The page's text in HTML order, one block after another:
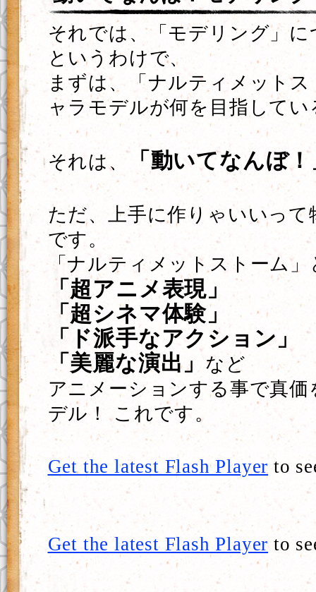
それでは、「モデリング」
というわけで、
まずは、「ナルティメット
ャラモデルが何を目指してい
それは、 「動いてなんぼ！
ただ、上手に作りゃいいっ
です。
「ナルティメットストーム
「超アニメ表現」
「超シネマ体験」
「ド派手なアクション」
「美麗な演出」 など
アニメーションする事で真価
デル！ これです。
Get the latest Flash Player to
Get the latest Flash Player to